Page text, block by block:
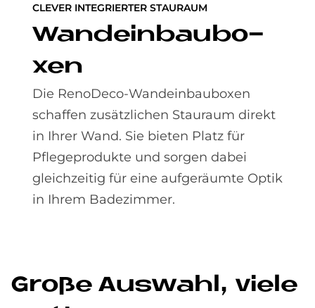
CLEVER INTEGRIERTER STAURAUM
Wand­ein­bau­bo­
xen
Die RenoDeco-Wandeinbauboxen
schaffen zusätzlichen Stauraum direkt
in Ihrer Wand. Sie bieten Platz für
Pflegeprodukte und sorgen dabei
gleichzeitig für eine aufgeräumte Optik
in Ihrem Badezimmer.
Große Aus­wahl, vie­le